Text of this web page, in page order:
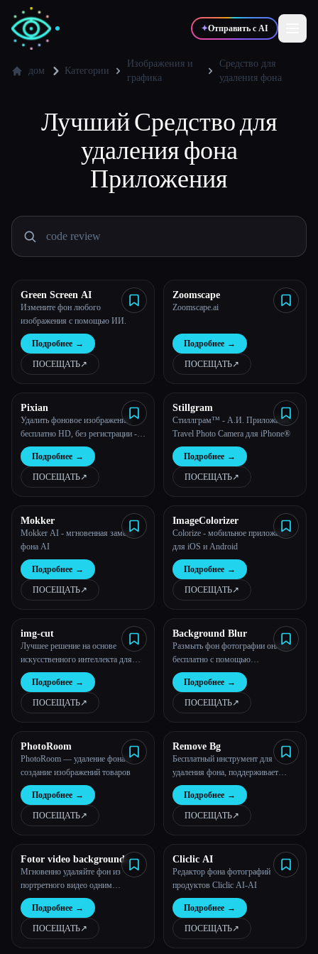
✦Отправить с AI
Разработчики 📈 Маркетологи
Сравнить инструменты
Все категории
О нас
Esc
дом Категории
Изображения и
графика
Средство для
удаления фона
ЛучшийСредство для
удаления фона
Приложения
Green Screen AI
Измените фон любого
изображения с помощью ИИ.
Подробнее →
ПОСЕЩАТЬ↗︎
Zoomscape
Zoomscape.ai
Подробнее →
ПОСЕЩАТЬ↗︎
Pixian
Удалить фоновое изображение,
бесплатно HD, без регистрации -
Pixian.AI
Подробнее →
ПОСЕЩАТЬ↗︎
Stillgram
Стиллграм™ - А.И. Приложение
Travel Photo Camera для iPhone®
Подробнее →
ПОСЕЩАТЬ↗︎
Mokker
Mokker AI - мгновенная замена
фона AI
Подробнее →
ПОСЕЩАТЬ↗︎
ImageColorizer
Colorize - мобильное приложение
для iOS и Android
Подробнее →
ПОСЕЩАТЬ↗︎
img-cut
Лучшее решение на основе
искусственного интеллекта для
удаления фона — точное,
безопасное и бесплатное
Подробнее →
ПОСЕЩАТЬ↗︎
Background Blur
Размыть фон фотографии онлайн
бесплатно с помощью
искусственного интеллекта
Подробнее →
ПОСЕЩАТЬ↗︎
PhotoRoom
PhotoRoom — удаление фона и
создание изображений товаров
Подробнее →
ПОСЕЩАТЬ↗︎
Remove Bg
Бесплатный инструмент для
удаления фона, поддерживает
загрузку результатов вырезания.
Подробнее →
ПОСЕЩАТЬ↗︎
Fotor video background
remover
Мгновенно удаляйте фон из
портретного видео одним
нажатием. 100% автоматически и с
поддержкой искусственного
интеллекта!
Подробнее →
ПОСЕЩАТЬ↗︎
Cliclic AI
Редактор фона фотографий
продуктов Cliclic AI-AI
Подробнее →
ПОСЕЩАТЬ↗︎